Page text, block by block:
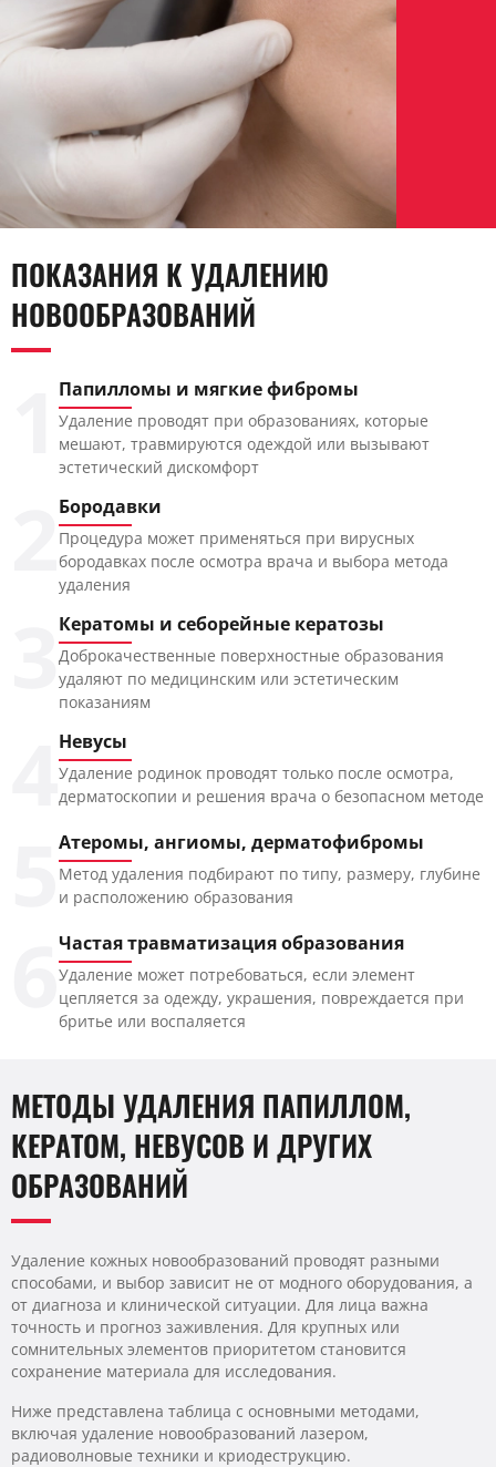
ПОКАЗАНИЯ К УДАЛЕНИЮ
НОВООБРАЗОВАНИЙ
Папилломы и мягкие фибромы
Удаление проводят при образованиях, которые
мешают, травмируются одеждой или вызывают
эстетический дискомфорт
Бородавки
Процедура может применяться при вирусных
бородавках после осмотра врача и выбора метода
удаления
Кератомы и себорейные кератозы
Доброкачественные поверхностные образования
удаляют по медицинским или эстетическим
показаниям
Невусы
Удаление родинок проводят только после осмотра,
дерматоскопии и решения врача о безопасном методе
Атеромы, ангиомы, дерматофибромы
Метод удаления подбирают по типу, размеру, глубине
и расположению образования
Частая травматизация образования
Удаление может потребоваться, если элемент
цепляется за одежду, украшения, повреждается при
бритье или воспаляется
МЕТОДЫ УДАЛЕНИЯ ПАПИЛЛОМ,
КЕРАТОМ, НЕВУСОВ И ДРУГИХ
ОБРАЗОВАНИЙ
Удаление кожных новообразований проводят разными
способами, и выбор зависит не от модного оборудования, а
от диагноза и клинической ситуации. Для лица важна
точность и прогноз заживления. Для крупных или
сомнительных элементов приоритетом становится
сохранение материала для исследования.
Ниже представлена таблица с основными методами,
включая удаление новообразований лазером,
радиоволновые техники и криодеструкцию.